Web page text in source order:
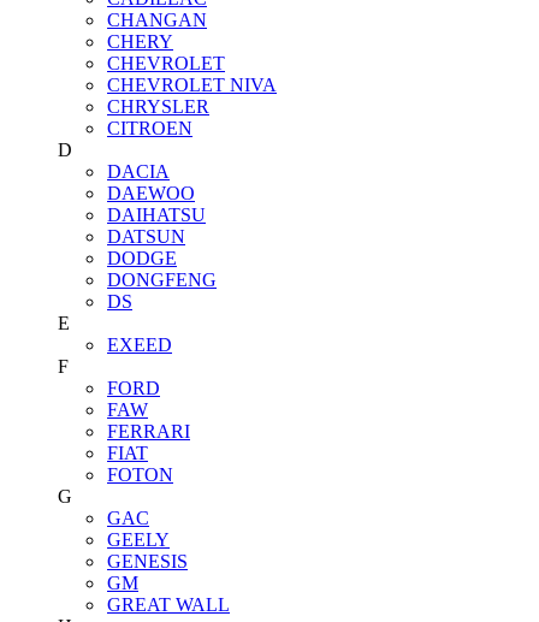
CHANGAN
CHERY
CHEVROLET
CHEVROLET NIVA
CHRYSLER
CITROEN
D
DACIA
DAEWOO
DAIHATSU
DATSUN
DODGE
DONGFENG
DS
E
EXEED
F
FORD
FAW
FERRARI
FIAT
FOTON
G
GAC
GEELY
GENESIS
GM
GREAT WALL